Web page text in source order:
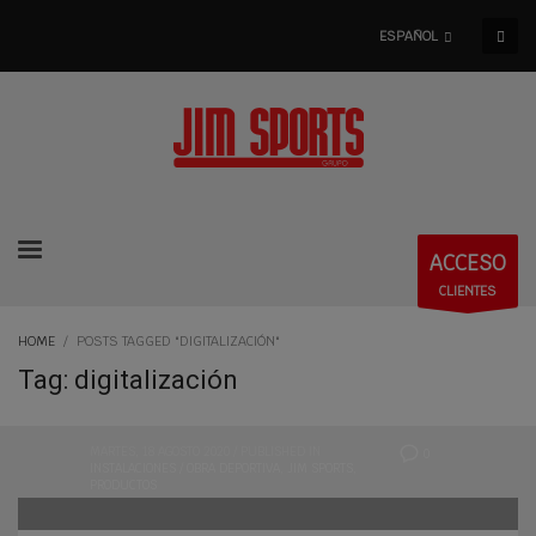
ESPAÑOL
ACCESO
CLIENTES
HOME POSTS TAGGED "DIGITALIZACIÓN"
Tag: digitalización